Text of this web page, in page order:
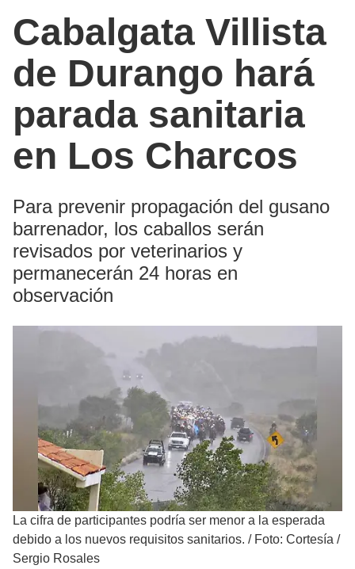
Cabalgata Villista
de Durango hará
parada sanitaria
en Los Charcos
Para prevenir propagación del gusano
barrenador, los caballos serán
revisados por veterinarios y
permanecerán 24 horas en
observación
La cifra de participantes podría ser menor a la esperada
debido a los nuevos requisitos sanitarios. / Foto: Cortesía /
Sergio Rosales